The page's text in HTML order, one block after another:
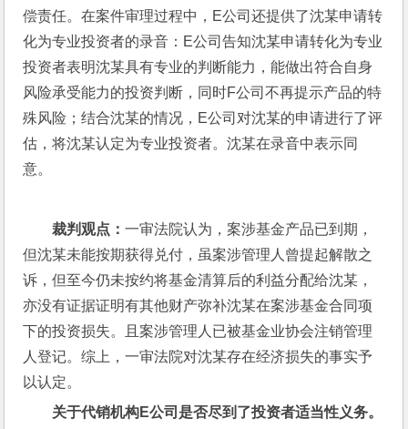
偿责任。在案件审理过程中，E公司还提供了沈某申请转
化为专业投资者的录音：E公司告知沈某申请转化为专业
投资者表明沈某具有专业的判断能力，能做出符合自身
风险承受能力的投资判断，同时F公司不再提示产品的特
殊风险；结合沈某的情况，E公司对沈某的申请进行了评
估，将沈某认定为专业投资者。沈某在录音中表示同
意。
裁判观点：一审法院认为，案涉基金产品已到期，
但沈某未能按期获得兑付，虽案涉管理人曾提起解散之
诉，但至今仍未按约将基金清算后的利益分配给沈某，
亦没有证据证明有其他财产弥补沈某在案涉基金合同项
下的投资损失。且案涉管理人已被基金业协会注销管理
人登记。综上，一审法院对沈某存在经济损失的事实予
以认定。
关于代销机构E公司是否尽到了投资者适当性义务。